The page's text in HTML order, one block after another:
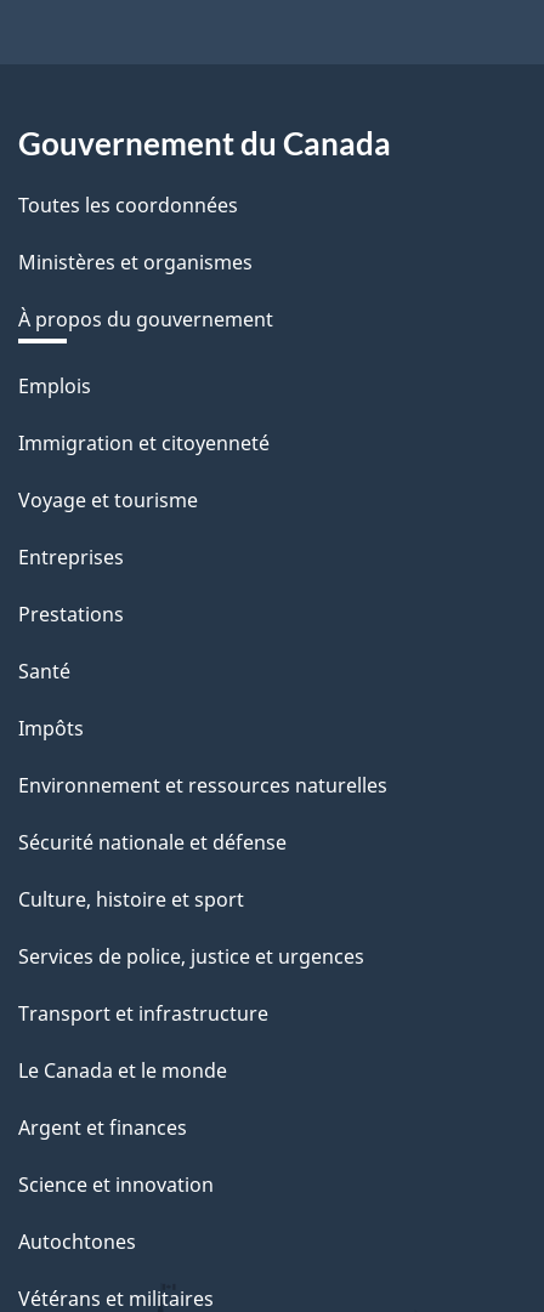
Gouvernement du Canada
Toutes les coordonnées
Ministères et organismes
À propos du gouvernement
Thèmes
sujets
Emplois
Immigration et citoyenneté
Voyage et tourisme
Entreprises
Prestations
Santé
Impôts
Environnement et ressources naturelles
Sécurité nationale et défense
Culture, histoire et sport
Services de police, justice et urgences
Transport et infrastructure
Le Canada et le monde
Argent et finances
Science et innovation
Autochtones
Vétérans et militaires